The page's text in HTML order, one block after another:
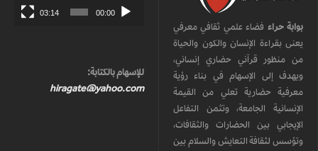
بوابة حراء فضاء علمي ثقافي معرفي
يعنى بقراءة الإنسان والكون والحياة
من منظور قرآني حضاري إنساني،
ويهدف إلى الإسهام في بناء رؤية
معرفية حضارية تعلي من القيمة
الإنسانية الجامعة، وتثمن التفاعل
الإيجابي بين الحضارات والثقافات،
وتؤسس لثقافة التعايش والسلام بين
00:00
03:14
للإسهام بالكتابة:
hiragate@yahoo.com